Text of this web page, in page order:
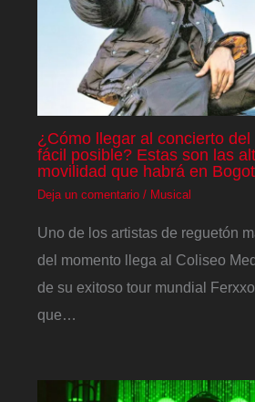
¿Cómo llegar al concierto
fácil posible? Estas son las
movilidad que habrá en
Deja un comentario / Musical
Uno de los artistas de reguetón
del momento llega al Coliseo
de su exitoso tour mundial
que…